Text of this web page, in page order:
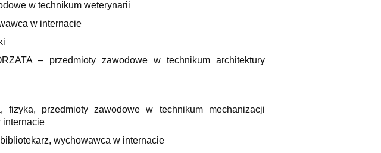
w technikum weterynarii
w internacie
– przedmioty zawodowe w technikum architektury
fizyka, przedmioty zawodowe w technikum mechanizacji
internacie
wychowawca w internacie